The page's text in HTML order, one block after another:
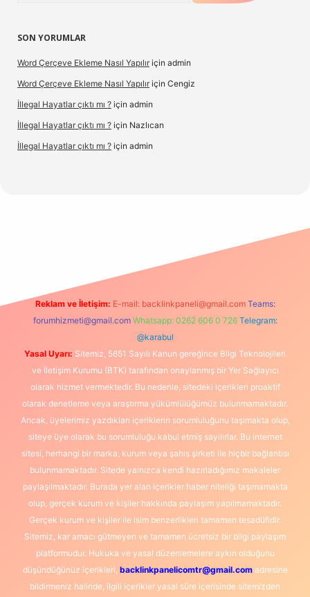
SON YORUMLAR
Word Çerçeve Ekleme Nasıl Yapılır için admin
Word Çerçeve Ekleme Nasıl Yapılır için Cengiz
İllegal Hayatlar çıktı mı ? için admin
İllegal Hayatlar çıktı mı ? için Nazlıcan
İllegal Hayatlar çıktı mı ? için admin
Reklam ve İletişim: E-mail: backlinkpaneli@gmail.com Teams:
forumhizmeti@gmail.com Whatsapp: 0262 606 0 726 Telegram:
@karabul
Yasal Uyarı: Sitemiz, 5651 Sayılı Kanun gereğince Bilgi Teknolojileri
ve İletişim Kurumu (BTK) tarafından onaylanmış bir Yer Sağlayıcı
olarak hizmet vermektedir. Bu nedenle, sitedeki içerikleri proaktif
olarak denetleme veya araştırma yükümlülüğümüz bulunmamaktadır.
Ancak, üyelerimiz yazdıkları içeriklerin sorumluluğunu taşımakta olup,
siteye üye olarak bu sorumluluğu kabul etmiş sayılırlar. Bu internet
sitesi, herhangi bir marka, kurum veya şahıs şirketi ile hiçbir bağlantısı
bulunmamaktadır. Sitede yalnızca kendi hazırladığımız makaleler
paylaşılmaktadır. Burada yer alan içerikler haber niteliği taşımamakta
olup, gerçek kurum ve kişiler hakkında paylaşım yapılmamaktadır.
Gerçek kurum ve kişiler ile isim benzerlikleri tamamen tesadüfidir.
Sitemiz, kar amacı gütmeyen ve tamamen ücretsiz bir bilgi paylaşım
platformudur. Hukuka ve yasal düzenlemelere aykırı olduğunu
düşündüğünüz içerikleri, backlinkpanelicomtr@gmail.comadresine
bildirmeniz halinde, ilgili içerikler yasal süre içerisinde sitemizden